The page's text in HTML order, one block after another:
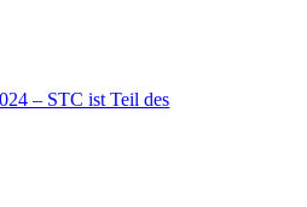
– STC ist Teil des